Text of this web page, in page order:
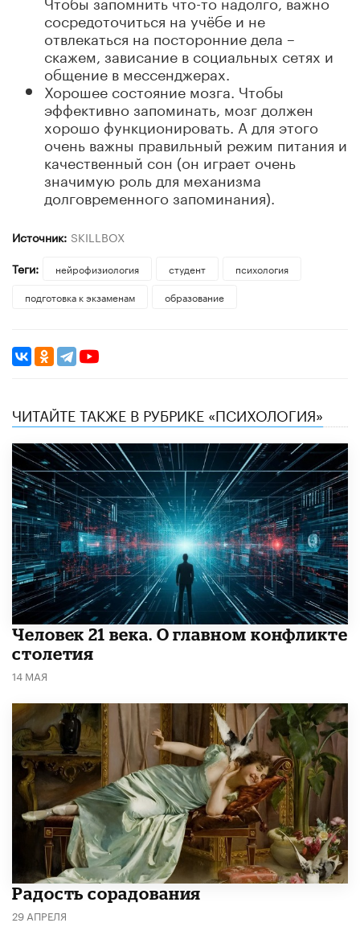
сосредоточиться на учёбе и не
отвлекаться на посторонние дела –
скажем, зависание в социальных сетях и
общение в мессенджерах.
Хорошее состояние мозга. Чтобы
эффективно запоминать, мозг должен
хорошо функционировать. А для этого
очень важны правильный режим питания и
качественный сон (он играет очень
значимую роль для механизма
долговременного запоминания).
Источник: SKILLBOX
Теги:
нейрофизиология студент
психология
подготовка к экзаменам
образование
ЧИТАЙТЕ ТАКЖЕ В РУБРИКЕ «ПСИХОЛОГИЯ»
​Человек 21 века. О главном конфликте
столетия
14 МАЯ
Радость сорадования
29 АПРЕЛЯ